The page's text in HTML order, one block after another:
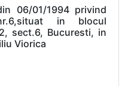
06/01/1994 privind
in blocul
sect.6, Bucuresti, in
Viorica